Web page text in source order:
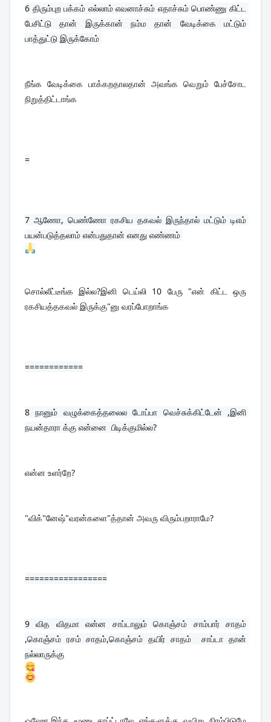
6 திரும்புற பக்கம் எல்லாம் எவனாச்சும் எதாச்சும் பொண்ணு கிட்ட
பேசிட்டு தான் இருக்கான் நம்ம தான் வேடிக்கை மட்டும்
பாத்துட்டு இருக்கோம்
நீங்க வேடிக்கை பாக்கறதாலதான் அவங்க வெறும் பேச்சோட
நிறுத்திட்டாங்க
=
7 ஆணோ, பெண்ணோ ரகசிய தகவல் இருந்தால் மட்டும் டிஎம்
பயன்படுத்தலாம் என்பதுதான் எனது எண்ணம்
சொல்லீட்டீங்க இல்ல?இனி டெய்லி 10 பேரு "என் கிட்ட ஒரு
ரகசியத்தகவல் இருக்கு"னு வரப்போறாங்க
============
8 நானும் வழுக்கைத்தலைல டோப்பா வெச்சுக்கிட்டேன் ,இனி
நயன்தாரா க்கு என்னை  பிடிக்குமில்ல?
என்ன உளர்றே?
"விக்"னேஷ்"வரன்களை"த்தான் அவரு விரும்பறாராமே?
=================
9 வித விதமா என்ன சாப்டாலும் கொஞ்சம் சாம்பார் சாதம்
,கொஞ்சம் ரசம் சாதம்,கொஞ்சம் தயிர் சாதம்  சாப்டா தான்
நல்லாருக்கு